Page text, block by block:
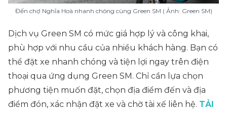
Đến chợ Nghĩa Hoà nhanh chóng cùng Green SM ( Ảnh: Green SM)
Dịch vụ Green SM có mức giá hợp lý và công khai,
phù hợp với nhu cầu của nhiều khách hàng. Bạn có
thể đặt xe nhanh chóng và tiện lợi ngay trên điện
thoại qua ứng dụng Green SM. Chỉ cần lựa chọn
phương tiện muốn đặt, chọn địa điểm đến và địa
điểm đón, xác nhận đặt xe và chờ tài xế liên hệ. TẢI